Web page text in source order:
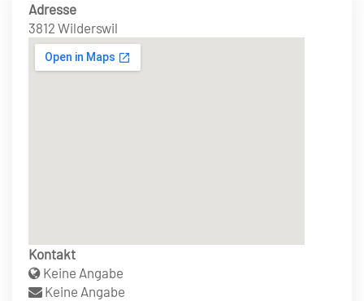
Adresse
3812 Wilderswil
Kontakt
Keine Angabe
Keine Angabe